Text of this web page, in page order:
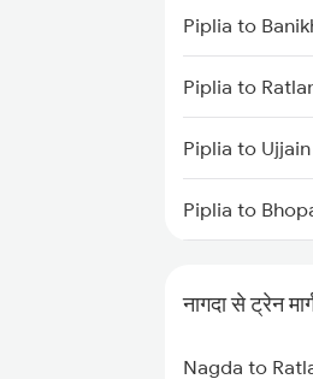
Mumbai to
Chennai to
Piplia to
Piplia to
Piplia to
Piplia to
नागदा से ट्रेन
Nagda to